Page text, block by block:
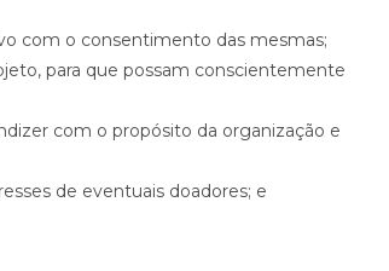
com o consentimento das mesmas;
para que possam conscientemente
com o propósito da organização e
de eventuais doadores; e